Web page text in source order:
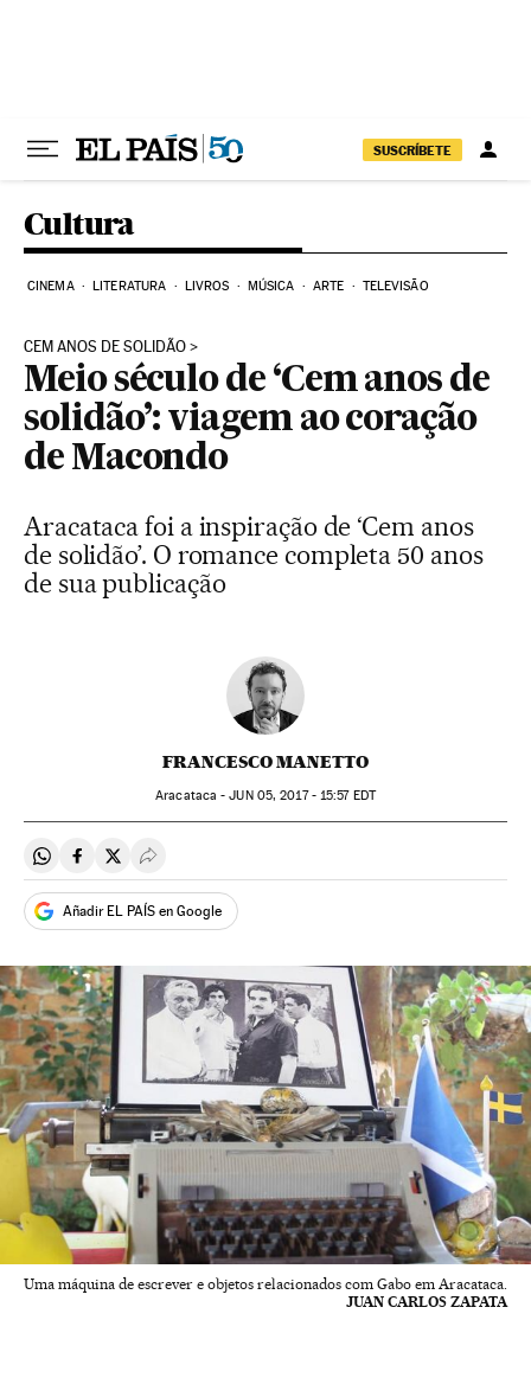
SUSCRÍBETE
Cultura
CINEMA LITERATURA LIVROS MÚSICA ARTE TELEVISÃO
CEM ANOS DE SOLIDÃO
Meio século de ‘Cem anos de
solidão’: viagem ao coração
de Macondo
Aracataca foi a inspiração de ‘Cem anos
de solidão’. O romance completa 50 anos
de sua publicação
FRANCESCO MANETTO
Aracataca -JUN05, 2017 - 15:57EDT
Compartir en Whatsapp
Compartir en Facebook
Compartir en Twitter
Desplegar Redes Sociales
Añadir EL PAÍS en Google
Uma máquina de escrever e objetos relacionados com Gabo em Aracataca.
JUAN CARLOS ZAPATA